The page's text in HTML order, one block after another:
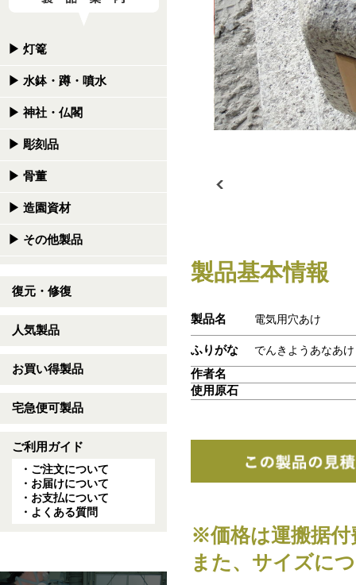
▶ 灯篭
▶ 水鉢・蹲・噴水
▶ 神社・仏閣
▶ 彫刻品
▶ 骨董
▶ 造園資材
▶ その他製品
復元・修復
人気製品
お買い得製品
宅急便可製品
ご利用ガイド
・ご注文について
・お届けについて
・お支払について
・よくある質問
製品基本情報
製品名 電気用穴あけ
ふりがな でんきようあなあけ
作者名
使用原石
※価格は運搬据付
また、サイズに